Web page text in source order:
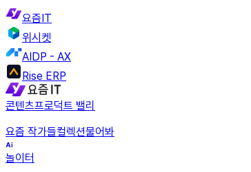
요즘IT
위시켓
AIDP - AX
Rise ERP
콘텐츠프로덕트 밸리
요즘 작가들컬렉션물어봐
놀이터